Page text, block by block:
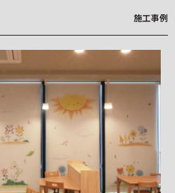
kioi
miffy wallpaper
施工事例